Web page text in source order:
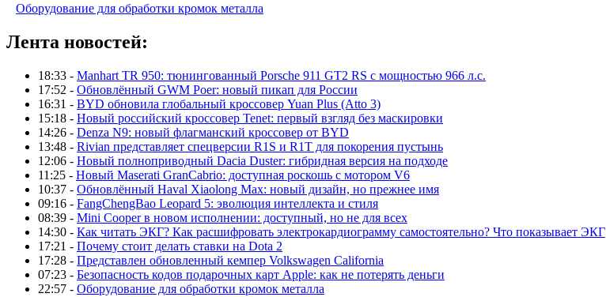
Оборудование для обработки кромок металла
Лента новостей:
18:33 - Manhart TR 950: тюнингованный Porsche 911 GT2 RS с мощностью 966 л.с.
17:52 - Обновлённый GWM Poer: новый пикап для России
16:31 - BYD обновила глобальный кроссовер Yuan Plus (Atto 3)
15:18 - Новый российский кроссовер Tenet: первый взгляд без маскировки
14:26 - Denza N9: новый флагманский кроссовер от BYD
13:48 - Rivian представляет спецверсии R1S и R1T для покорения пустынь
12:06 - Новый полноприводный Dacia Duster: гибридная версия на подходе
11:25 - Новый Maserati GranCabrio: доступная роскошь с мотором V6
10:37 - Обновлённый Haval Xiaolong Max: новый дизайн, но прежнее имя
09:16 - FangChengBao Leopard 5: эволюция интеллекта и стиля
08:39 - Mini Cooper в новом исполнении: доступный, но не для всех
14:30 - Как читать ЭКГ? Как расшифровать электрокардиограмму самостоятельно? Что показывает ЭКГ
17:21 - Почему стоит делать ставки на Dota 2
17:28 - Представлен обновленный кемпер Volkswagen California
07:23 - Безопасность кодов подарочных карт Apple: как не потерять деньги
22:57 - Оборудование для обработки кромок металла